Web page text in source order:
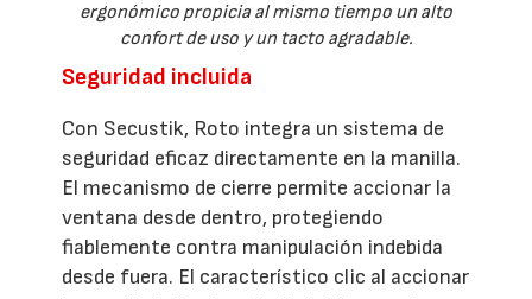
ergonómico propicia al mismo tiempo un alto
confort de uso y un tacto agradable.
Seguridad incluida
Con Secustik, Roto integra un sistema de
seguridad eficaz directamente en la manilla.
El mecanismo de cierre permite accionar la
ventana desde dentro, protegiendo
fiablemente contra manipulación indebida
desde fuera. El característico clic al accionar